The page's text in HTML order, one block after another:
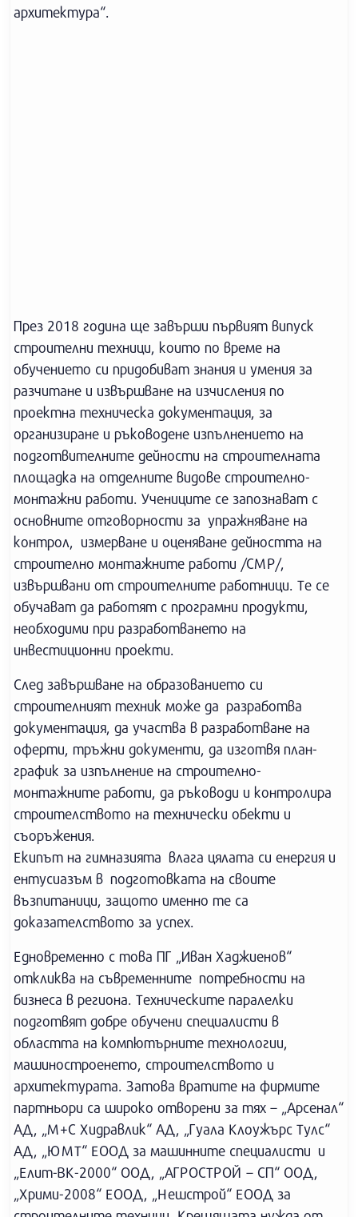
архитектура“.
През 2018 година ще завърши първият випуск
строителни техници, които по време на
обучението си придобиват знания и умения за
разчитане и извършване на изчисления по
проектна техническа документация, за
организиране и ръководене изпълнението на
подготвителните дейности на строителната
площадка на отделните видове строително-
монтажни работи. Учениците се запознават с
основните отговорности за упражняване на
контрол, измерване и оценяване дейността на
строително монтажните работи /СМР/,
извършвани от строителните работници. Те се
обучават да работят с програмни продукти,
необходими при разработването на
инвестиционни проекти.
След завършване на образованието си
строителният техник може да разработва
документация, да участва в разработване на
оферти, тръжни документи, да изготвя план-
график за изпълнение на строително-
монтажните работи, да ръководи и контролира
строителството на технически обекти и
съоръжения.
Екипът на гимназията влага цялата си енергия и
ентусиазъм в подготовката на своите
възпитаници, защото именно те са
доказателството за успех.
Едновременно с това ПГ „Иван Хаджиенов“
откликва на съвременните потребности на
бизнеса в региона. Техническите паралелки
подготвят добре обучени специалисти в
областта на компютърните технологии,
машиностроенето, строителството и
архитектурата. Затова вратите на фирмите
партньори са широко отворени за тях – „Арсенал“
АД, „М+С Хидравлик“ АД, „Гуала Клоужърс Тулс“
АД, „ЮМТ“ ЕООД за машинните специалисти и
„Елит-ВК-2000“ ООД, „АГРОСТРОЙ – СП“ ООД,
„Хрими-2008“ ЕООД, „Нешстрой“ ЕООД за